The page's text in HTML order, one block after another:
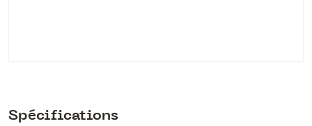
Spécifications